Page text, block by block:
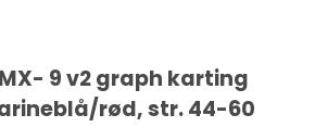
9 v2 graph karting
rød, str. 44-60